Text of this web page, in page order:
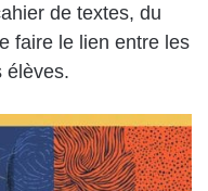
de textes, du
faire le lien entre les
élèves.